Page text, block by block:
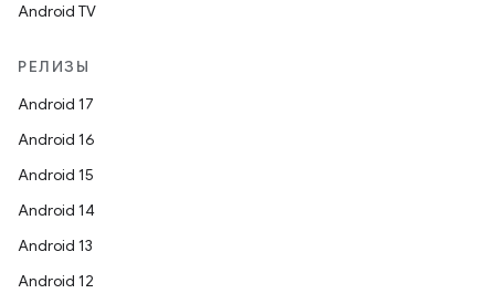
Android TV
РЕЛИЗЫ
Android 17
Android 16
Android 15
Android 14
Android 13
Android 12